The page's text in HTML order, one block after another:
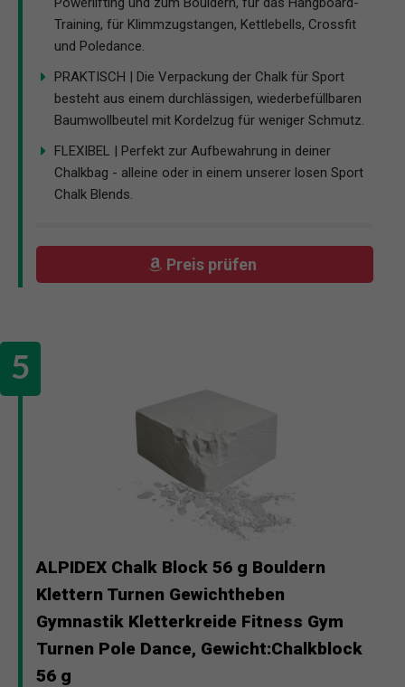
Training, für Klimmzugstangen, Kettlebells, Crossfit
und Poledance.
PRAKTISCH | Die Verpackung der Chalk für Sport
besteht aus einem durchlässigen, wiederbefüllbaren
Baumwollbeutel mit Kordelzug für weniger Schmutz.
FLEXIBEL | Perfekt zur Aufbewahrung in deiner
Chalkbag - alleine oder in einem unserer losen Sport
Chalk Blends.
Preis prüfen
ALPIDEX Chalk Block 56 g Bouldern
Klettern Turnen Gewichtheben
Gymnastik Kletterkreide Fitness Gym
Turnen Pole Dance, Gewicht:Chalkblock
56 g